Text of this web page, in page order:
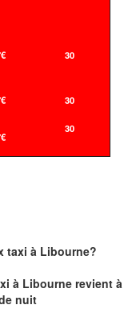
30
30
30
taxi à Libourne?
à Libourne revient à
nuit